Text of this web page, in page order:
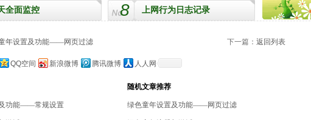
全面监控 8 上网行为日志记录
年设置及功能——网页过滤 下一篇： 返回列表
QQ空间 新浪微博 腾讯微博 人人网
功能——常规设置
随机文章推荐
绿色童年设置及功能——网页过滤